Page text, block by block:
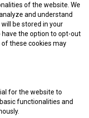
of the website. We
and understand
be stored in your
have the option to opt-out
these cookies may
for the website to
functionalities and